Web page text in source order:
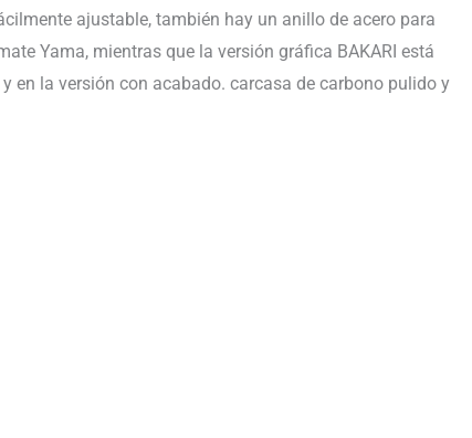
ajustable, también hay un anillo de acero para
Yama, mientras que la versión gráfica BAKARI está
la versión con acabado. carcasa de carbono pulido y